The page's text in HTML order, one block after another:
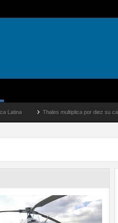
Thales multiplica por diez su capacidad